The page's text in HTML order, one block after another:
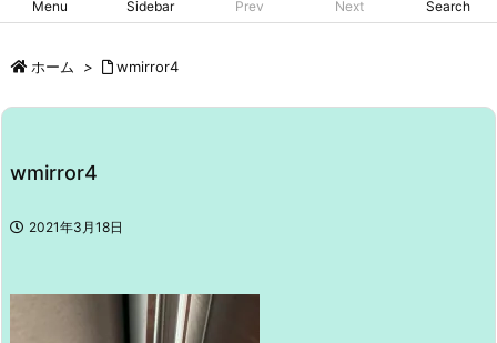
Menu Sidebar Prev Next Search
ホーム > wmirror4
wmirror4
2021年3月18日